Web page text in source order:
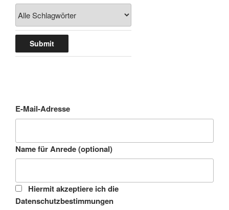
E-Mail-Adresse
Name für Anrede (optional)
Hiermit akzeptiere ich die
Datenschutzbestimmungen